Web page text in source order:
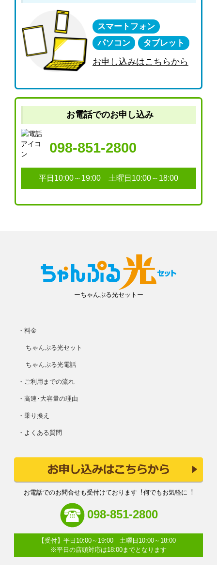
スマートフォン
パソコン
タブレット
お申し込みはこちらから
お電話でのお申し込み
098-851-2800
平日10:00～19:00 土曜日10:00～18:00
ーちゃんぷる光セットー
・料金
ちゃんぷる光セット
ちゃんぷる光電話
・ご利用までの流れ
・高速･大容量の理由
・乗り換え
・よくある質問
お電話でのお問合せも受付けております︕何でもお気軽に︕
098-851-2800
【受付】平日10:00～19:00 土曜日10:00～18:00
※平日の店頭対応は18:00までとなります